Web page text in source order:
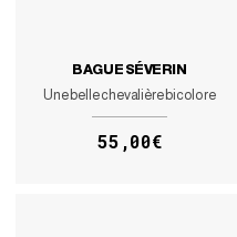
BAGUE SÉVERIN
Une belle chevalière bicolore
55,00€